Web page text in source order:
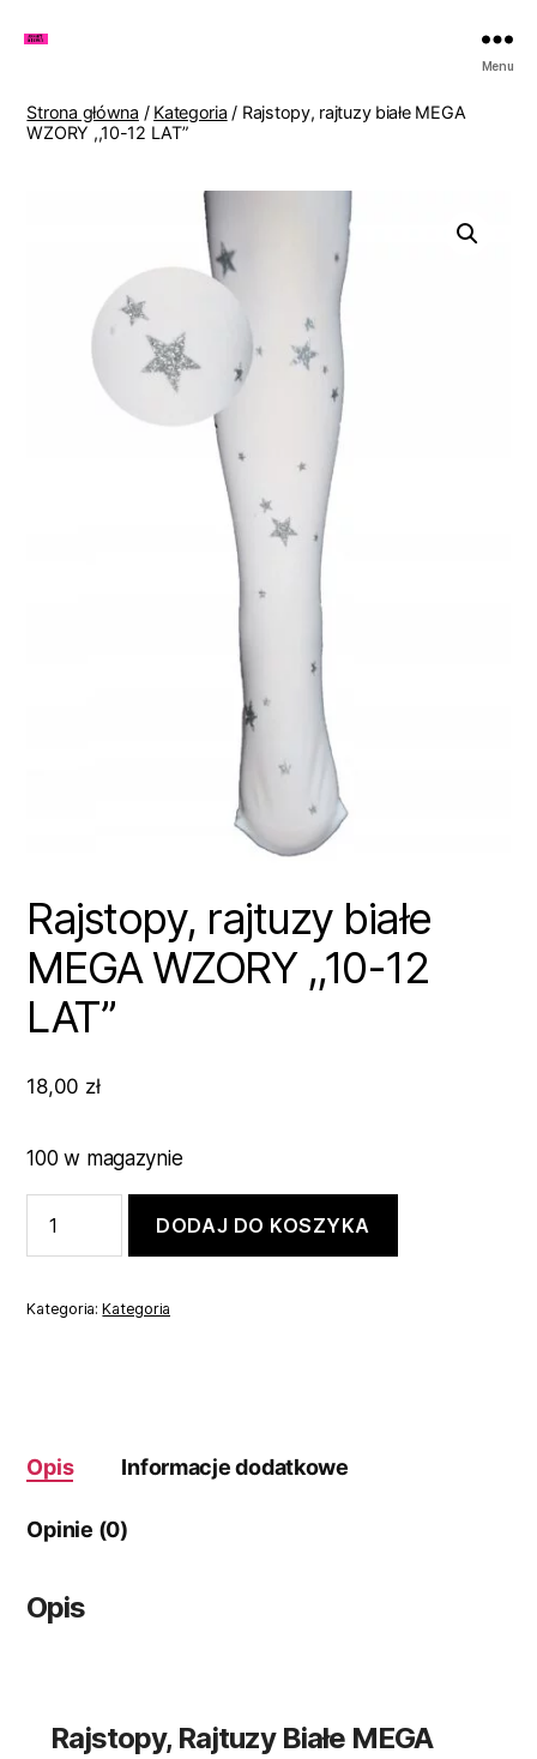
Lenki
Menu
Strona główna / Kategoria / Rajstopy, rajtuzy białe MEGA
WZORY ,,10-12 LAT”
Rajstopy, rajtuzy białe
MEGA WZORY ,,10-12
LAT”
18,00 zł
100 w magazynie
Rajstopy,
rajtuzy
MEGA
WZORY
DODAJ DO KOSZYKA
Kategoria:Kategoria
Opis Informacje dodatkowe
Opinie (0)
Opis
Rajstopy, Rajtuzy Białe MEGA